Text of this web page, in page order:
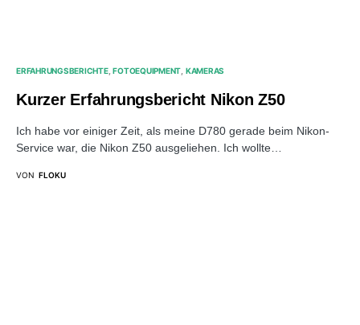
ERFAHRUNGSBERICHTE FOTOEQUIPMENT KAMERAS
Kurzer Erfahrungsbericht Nikon Z50
Ich habe vor einiger Zeit, als meine D780 gerade beim Nikon-
Service war, die Nikon Z50 ausgeliehen. Ich wollte…
VON FLOKU